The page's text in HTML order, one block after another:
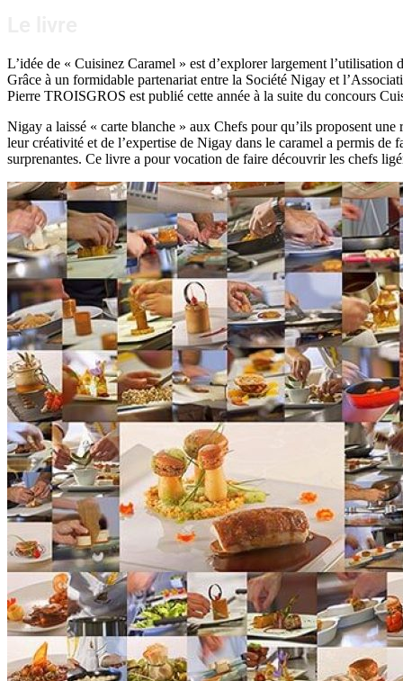
L’idée de « Cuisinez Caramel » est d’explorer largement l’utilisation
Grâce à un formidable partenariat entre la Société Nigay et
Pierre TROISGROS est publié cette année à la suite du concours
Nigay a laissé « carte blanche » aux Chefs pour qu’ils proposent une
leur créativité et de l’expertise de Nigay dans le caramel a permis de
surprenantes. Ce livre a pour vocation de faire découvrir les chefs